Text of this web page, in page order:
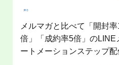
メルマガと比べて「開封
倍」「成約率5倍」の
ートメーションステップ配